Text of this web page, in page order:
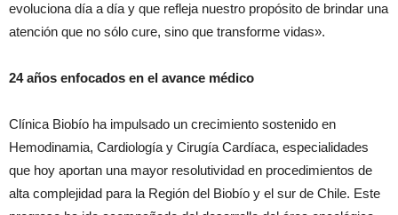
evoluciona día a día y que refleja nuestro propósito de brindar una
atención que no sólo cure, sino que transforme vidas».
24 años enfocados en el avance médico
Clínica Biobío ha impulsado un crecimiento sostenido en
Hemodinamia, Cardiología y Cirugía Cardíaca, especialidades
que hoy aportan una mayor resolutividad en procedimientos de
alta complejidad para la Región del Biobío y el sur de Chile. Este